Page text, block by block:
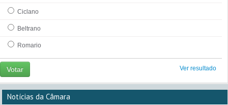
Ciclano
Beltrano
Romario
Votar Ver resultado
Notícias da Câmara